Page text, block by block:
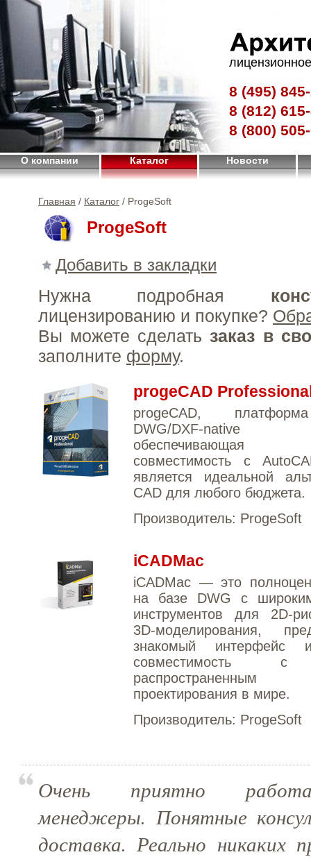
8 (495)
8 (812)
8 (800)
О компании Каталог Новости
Главная / Каталог / ProgeSoft
ProgeSoft
Добавить в закладки
Нужна подробная
лицензированию и покупке?
Вы можете сделать заказ в
заполните форму.
progeCAD
progeCAD,
DWG/DXF-
обеспечивающая
совместимость с
является идеальной
CAD для любого бюджета.
Производитель: ProgeSoft
iCADMac
iCADMac — это
на базе DWG с
инструментов для 2D-
3D-моделирования,
знакомый интерфейс
совместимость
распространенным
проектирования в мире.
Производитель: ProgeSoft
Очень приятно
менеджеры. Понятные
доставка. Реально никаких